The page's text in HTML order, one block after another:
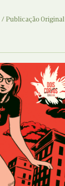
Publicação Original